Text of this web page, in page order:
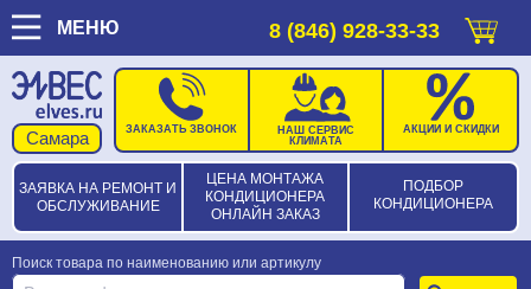
МЕНЮ 8 (846) 928-33-33
ЗАЯВКА НА РЕМОНТ И
ОБСЛУЖИВАНИЕ
ЦЕНА МОНТАЖА
КОНДИЦИОНЕРА
ОНЛАЙН ЗАКАЗ
ПОДБОР
КОНДИЦИОНЕРА
ЗАКАЗАТЬ ЗВОНОК
НАШ СЕРВИС
КЛИМАТА
АКЦИИ И СКИДКИ
Поиск товара по наименованию или артикулу